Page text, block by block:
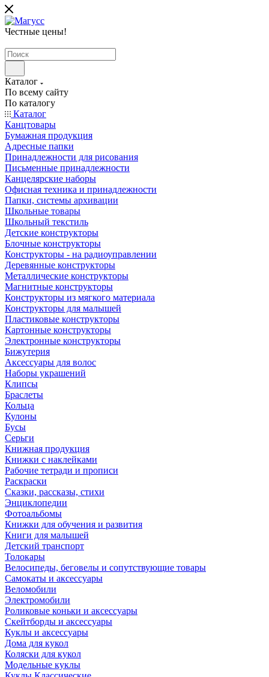
Честные цены!
Каталог
По всему сайту
По каталогу
Каталог
Канцтовары
Бумажная продукция
Адресные папки
Принадлежности для рисования
Письменные принадлежности
Канцелярские наборы
Офисная техника и принадлежности
Папки, системы архивации
Школьные товары
Школьный текстиль
Детские конструкторы
Блочные конструкторы
Конструкторы - на радиоуправлении
Деревянные конструкторы
Металлические конструкторы
Магнитные конструкторы
Конструкторы из мягкого материала
Конструкторы для малышей
Пластиковые конструкторы
Картонные конструкторы
Электронные конструкторы
Бижутерия
Аксессуары для волос
Наборы украшений
Клипсы
Браслеты
Кольца
Кулоны
Бусы
Серьги
Книжная продукция
Книжки с наклейками
Рабочие тетради и прописи
Раскраски
Сказки, рассказы, стихи
Энциклопедии
Фотоальбомы
Книжки для обучения и развития
Книги для малышей
Детский транспорт
Толокары
Велосипеды, беговелы и сопутствующие товары
Самокаты и аксессуары
Веломобили
Электромобили
Роликовые коньки и аксессуары
Скейтборды и аксессуары
Куклы и аксессуары
Дома для кукол
Коляски для кукол
Модельные куклы